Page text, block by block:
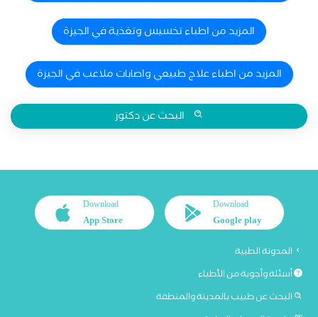
المزيد من اطباء تخسيس وتغذية في الجيزة
المزيد من اطباء علاج طبيعي واصابات ملاعب في الجيزة
البحث عن دكتور
Download
Google play
Download
App Store
المدونة الطبية
أسئلة وأجوبة من الأطباء
البحث عن طبيب بالمدينة والمنطقة